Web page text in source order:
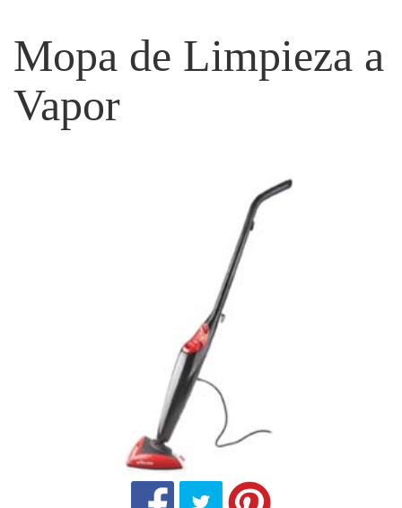
Mopa de Limpieza a
Vapor